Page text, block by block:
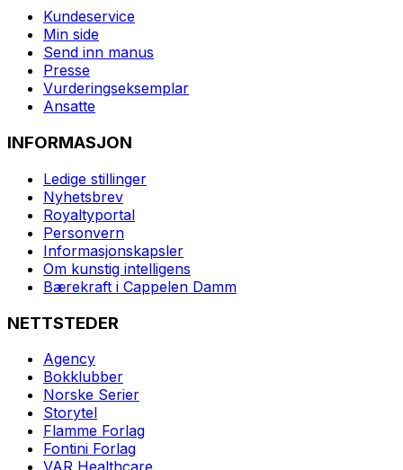
Kundeservice
Min side
Send inn manus
Presse
Vurderingseksemplar
Ansatte
INFORMASJON
Ledige stillinger
Nyhetsbrev
Royaltyportal
Personvern
Informasjonskapsler
Om kunstig intelligens
Bærekraft i Cappelen Damm
NETTSTEDER
Agency
Bokklubber
Norske Serier
Storytel
Flamme Forlag
Fontini Forlag